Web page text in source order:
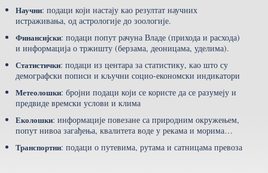
Научни: подаци који настају као резултат научних
истраживања, од астрологије до зоологије.
Финансијски: подаци попут рачуна Владе (прихода и расхода)
и информација о тржишту (берзама, деоницама, уделима).
Статистички: подаци из центара за статистику, као што су
демографски пописи и кључни социо-економски индикатори
Метеолошки: бројни подаци који се користе да се разумеју и
предвиде времски услови и клима
Еколошки: информације повезане са природним окружењем,
попут нивоа загађења, квалитета воде у рекама и морима…
Транспортни: подаци о путевима, рутама и сатницама превоза